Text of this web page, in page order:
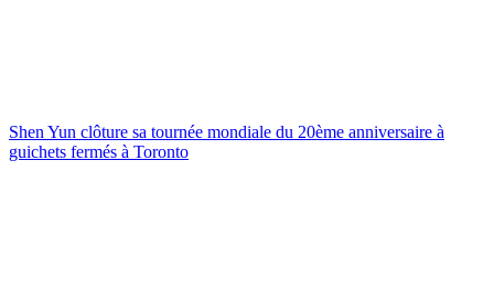
Shen Yun clôture sa tournée mondiale du 20ème anniversaire à
guichets fermés à Toronto